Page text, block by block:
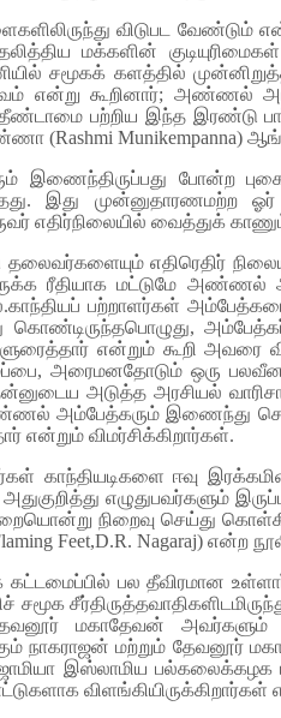
விடுபட வேண்டும்
மக்களின்
சமூகக் களத்தில்
பாவம் என்று கூறினார்;
பற்றிய இந்த இரண்டு
Munikempanna)
இணைந்திருப்பது போன்ற
இது முன்னுதாரணமற்ற
வைத்துக்
எதிரெதிர்
ரீதியாக மட்டுமே அண்ணல்
பற்றாளர்கள்
என்றும் கூறி அவரை
அரைமனதோடும் ஒரு
அடுத்த அரசியல்
அம்பேத்கரும் இணைந்து
விமர்சிக்கிறார்கள்.
காந்தியடிகளை ஈவு
அதுகுறித்து
நிறைவு செய்து
Feet,D.R. Nagaraj) என்ற நூலில்
கட்டமைப்பில் பல தீவிரமான
சமூக
மகாதேவன் அவர்களும்
நாகராஜன் மற்றும்
ஜாமியா இஸ்லாமிய